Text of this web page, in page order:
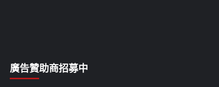
廣告贊助商招募中